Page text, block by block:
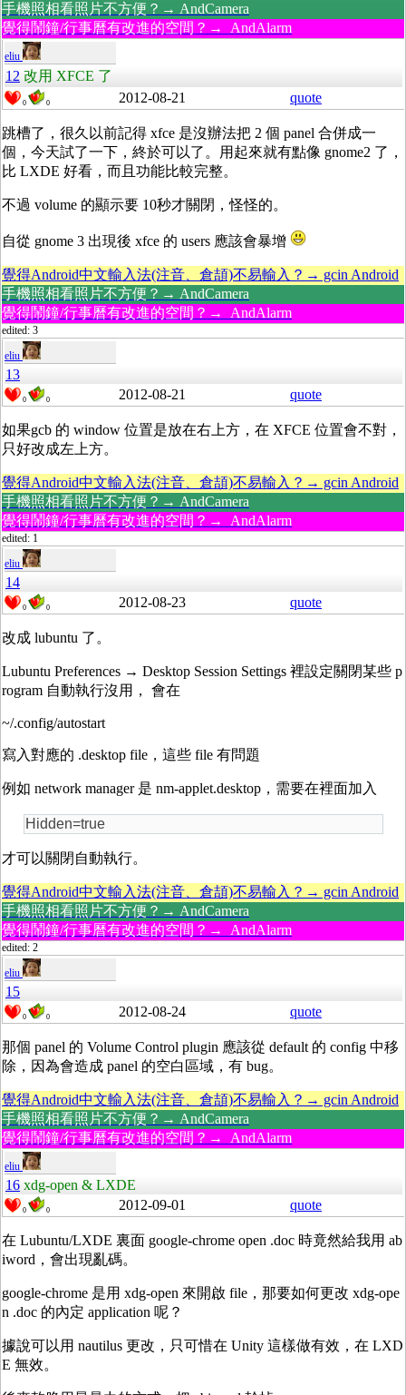
手機照相看照片不方便？→ AndCamera
覺得鬧鐘/行事曆有改進的空間？→ AndAlarm
eliu
12 改用 XFCE 了
0 0 2012-08-21 quote
跳槽了，很久以前記得 xfce 是沒辦法把 2 個 panel 合併成一
個，今天試了一下，終於可以了。用起來就有點像 gnome2 了，
比 LXDE 好看，而且功能比較完整。
不過 volume 的顯示要 10秒才關閉，怪怪的。
自從 gnome 3 出現後 xfce 的 users 應該會暴增
覺得Android中文輸入法(注音、倉頡)不易輸入？→ gcin Android
手機照相看照片不方便？→ AndCamera
覺得鬧鐘/行事曆有改進的空間？→ AndAlarm
edited: 3
eliu
13
0 0 2012-08-21 quote
如果gcb 的 window 位置是放在右上方，在 XFCE 位置會不對，
只好改成左上方。
覺得Android中文輸入法(注音、倉頡)不易輸入？→ gcin Android
手機照相看照片不方便？→ AndCamera
覺得鬧鐘/行事曆有改進的空間？→ AndAlarm
edited: 1
eliu
14
0 0 2012-08-23 quote
改成 lubuntu 了。
Lubuntu Preferences → Desktop Session Settings 裡設定關閉某些 p
rogram 自動執行沒用， 會在
~/.config/autostart
寫入對應的 .desktop file，這些 file 有問題
例如 network manager 是 nm-applet.desktop，需要在裡面加入
Hidden=true
才可以關閉自動執行。
覺得Android中文輸入法(注音、倉頡)不易輸入？→ gcin Android
手機照相看照片不方便？→ AndCamera
覺得鬧鐘/行事曆有改進的空間？→ AndAlarm
edited: 2
eliu
15
0 0 2012-08-24 quote
那個 panel 的 Volume Control plugin 應該從 default 的 config 中移
除，因為會造成 panel 的空白區域，有 bug。
覺得Android中文輸入法(注音、倉頡)不易輸入？→ gcin Android
手機照相看照片不方便？→ AndCamera
覺得鬧鐘/行事曆有改進的空間？→ AndAlarm
eliu
16 xdg-open & LXDE
0 0 2012-09-01 quote
在 Lubuntu/LXDE 裏面 google-chrome open .doc 時竟然給我用 ab
iword，會出現亂碼。
google-chrome 是用 xdg-open 來開啟 file，那要如何更改 xdg-ope
n .doc 的內定 application 呢？
據說可以用 nautilus 更改，只可惜在 Unity 這樣做有效，在 LXD
E 無效。